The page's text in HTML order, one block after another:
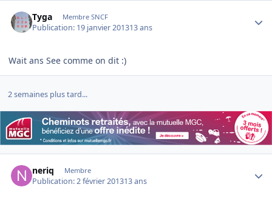
Tyga Membre SNCF
Publication: 19 janvier 201313 ans
Wait ans See comme on dit :)
2 semaines plus tard...
neriq Membre
Publication:2 février 201313 ans